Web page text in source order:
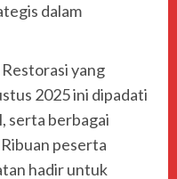
dalam
yang
2025 ini dipadati
serta berbagai
peserta
hadir untuk